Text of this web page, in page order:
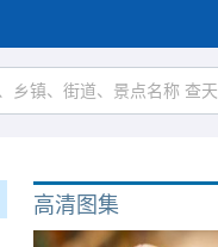
高清图集